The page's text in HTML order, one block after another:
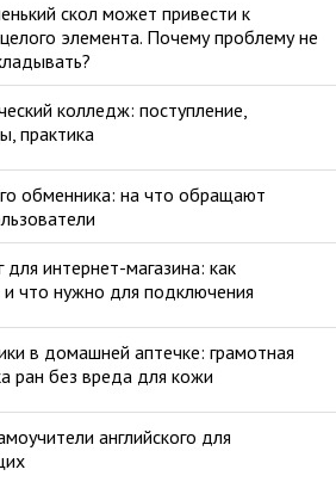
скол может привести к
элемента. Почему проблему не
колледж: поступление,
практика
обменника: на что обращают
для интернет-магазина: как
что нужно для подключения
в домашней аптечке: грамотная
ран без вреда для кожи
английского для